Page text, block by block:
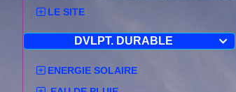
LE SITE

DVLPT. DURABLE
ENERGIE SOLAIRE